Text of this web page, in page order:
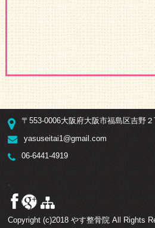
〒553-0006大阪府大阪市福島区吉野
yasuseitai1@gmail.com
06-6441-4919
Copyright (c)2018 やす整骨院 All Rights